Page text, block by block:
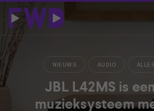
NIEUWS AUDIO
JBL L42MS is
muzieksysteem